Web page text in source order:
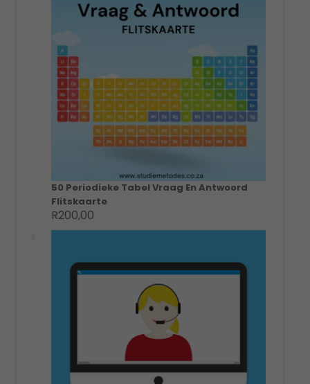
50 Periodieke Tabel Vraag En Antwoord
Flitskaarte
R200,00